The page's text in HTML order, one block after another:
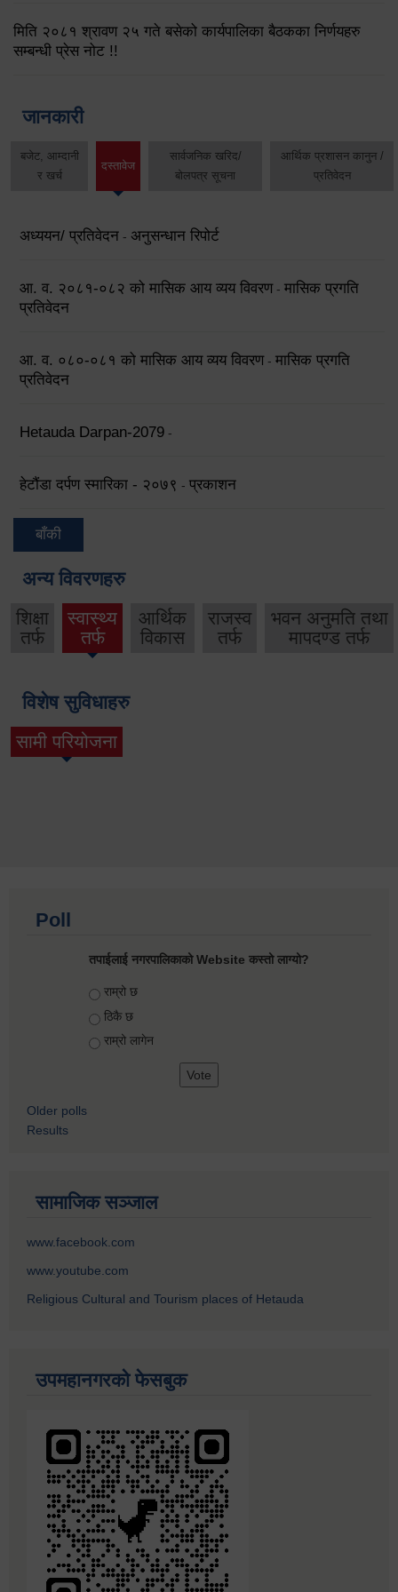
मिति २०८१ श्रावण २५ गते बसेको कार्यपालिका बैठकका निर्णयहरु
सम्बन्धी प्रेस नोट !!
जानकारी
बजेट, आम्दानी
र खर्च
दस्तावेज
सार्वजनिक खरिद/
बोलपत्र सूचना
आर्थिक प्रशासन कानुन /
प्रतिवेदन
अध्ययन/ प्रतिवेदन - अनुसन्धान रिपोर्ट
आ. व. २०८१-०८२ को मासिक आय व्यय विवरण - मासिक प्रगति
प्रतिवेदन
आ. व. ०८०-०८१ को मासिक आय व्यय विवरण - मासिक प्रगति
प्रतिवेदन
Hetauda Darpan-2079 -
हेटौंडा दर्पण स्मारिका - २०७९ - प्रकाशन
बाँकी
अन्य विवरणहरु
शिक्षा
तर्फ
स्वास्थ्य
तर्फ
आर्थिक
विकास
राजस्व
तर्फ
भवन अनुमति तथा
मापदण्ड तर्फ
विशेष सुविधाहरु
सामी परियोजना
(active tab)
Poll
तपाईलाई नगरपालिकाको Website कस्तो लाग्यो?
Choices
राम्रो छ
ठिकै छ
राम्रो लागेन
Older polls
Results
सामाजिक सञ्जाल
www.facebook.com
www.youtube.com
Religious Cultural and Tourism places of Hetauda
उपमहानगरको फेसबुक